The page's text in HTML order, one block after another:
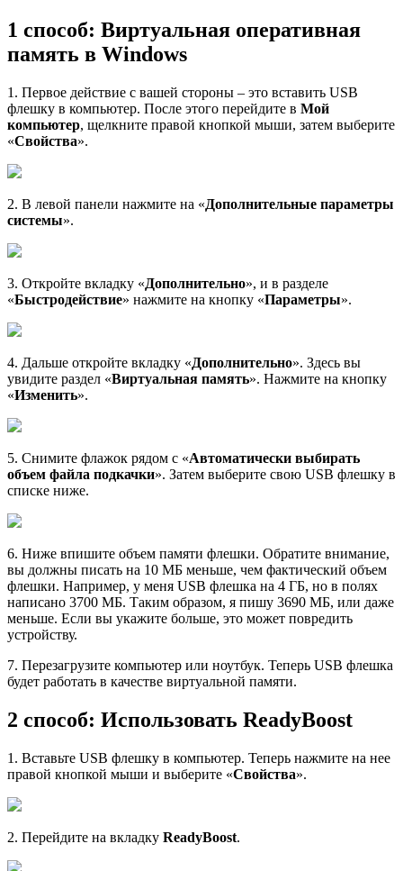
1 способ: Виртуальная оперативная
память в Windows
1. Первое действие с вашей стороны – это вставить USB
флешку в компьютер. После этого перейдите в Мой
компьютер, щелкните правой кнопкой мыши, затем выберите
«Свойства».
2. В левой панели нажмите на «Дополнительные параметры
системы».
3. Откройте вкладку «Дополнительно», и в разделе
«Быстродействие» нажмите на кнопку «Параметры».
4. Дальше откройте вкладку «Дополнительно». Здесь вы
увидите раздел «Виртуальная память». Нажмите на кнопку
«Изменить».
5. Снимите флажок рядом с «Автоматически выбирать
объем файла подкачки». Затем выберите свою USB флешку в
списке ниже.
6. Ниже впишите объем памяти флешки. Обратите внимание,
вы должны писать на 10 МБ меньше, чем фактический объем
флешки. Например, у меня USB флешка на 4 ГБ, но в полях
написано 3700 МБ. Таким образом, я пишу 3690 МБ, или даже
меньше. Если вы укажите больше, это может повредить
устройству.
7. Перезагрузите компьютер или ноутбук. Теперь USB флешка
будет работать в качестве виртуальной памяти.
2 способ: Использовать ReadyBoost
1. Вставьте USB флешку в компьютер. Теперь нажмите на нее
правой кнопкой мыши и выберите «Свойства».
2. Перейдите на вкладку ReadyBoost.